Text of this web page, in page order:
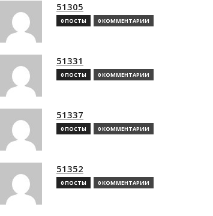
51305
0 ПОСТЫ 0 КОММЕНТАРИИ
51331
0 ПОСТЫ 0 КОММЕНТАРИИ
51337
0 ПОСТЫ 0 КОММЕНТАРИИ
51352
0 ПОСТЫ 0 КОММЕНТАРИИ